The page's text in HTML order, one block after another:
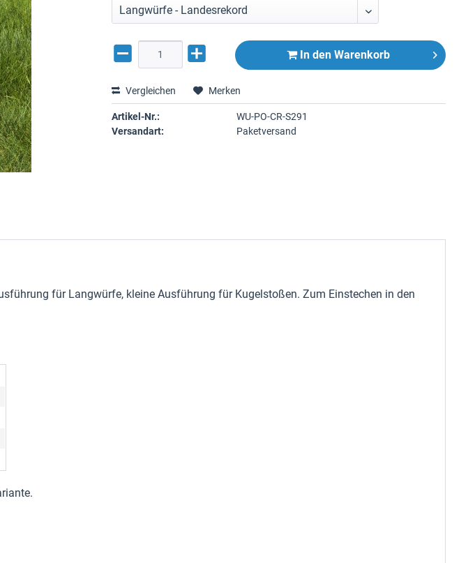
In den Warenkorb
Vergleichen Merken
Artikel-Nr.:
WU-PO-CR-S291
Versandart:
Paketversand
für Langwürfe, kleine Ausführung für Kugelstoßen. Zum Einstechen in den